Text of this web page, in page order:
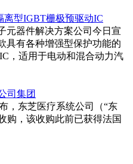
离型IGBT栅极预驱动IC
元器件解决方案公司今日宣
具有各种增强型保护功能的
，适用于电动和混合动力汽
司集团
，东芝医疗系统公司（“东
购，该收购此前已获得法国